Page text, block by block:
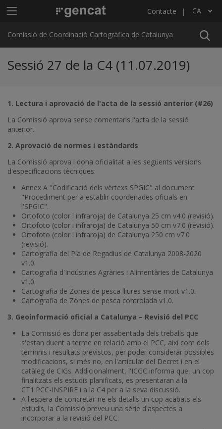
Menú principal C4 Contacte CA
Llista les accions addicionals
Comissió de Coordinació Cartogràfica de Catalunya
Sessió 27 de la C4 (11.07.2019)
1. Lectura i aprovació de l'acta de la sessió anterior (#26)
La Comissió aprova sense comentaris l'acta de la sessió
anterior.
2. Aprovació de normes i estàndards
La Comissió aprova i dona oficialitat a les següents versions
d'especificacions tècniques:
Annex A "Codificació dels vèrtexs SPGIC" al document
"Procediment per a establir coordenades oficials en
l'SPGIC".
Ortofoto (color i infraroja) de Catalunya 25 cm v4.0 (revisió).
Ortofoto (color i infraroja) de Catalunya 50 cm v7.0 (revisió).
Ortofoto (color i infraroja) de Catalunya 250 cm v7.0
(revisió).
Cartografia del Pla de Regadius de Catalunya 2008-2020
v1.0.
Cartografia d'Indústries Agràries i Alimentàries de Catalunya
v1.0.
Cartografia de Zones de pesca lliures sense mort v1.0.
Cartografia de Zones de pesca controlada v1.0.
3. Geoinformació oficial a Catalunya – Revisió del PCC
La Comissió es dona per assabentada dels treballs que
s'estan duent a terme en relació amb el PCC, així com dels
terminis i resultats previstos, per poder considerar possibles
modificacions, si més no, en l'articulat del Decret i en el
catàleg de CIGs. Addicionalment, l'ICGC informa que, un cop
finalitzats els estudis planificats, es presentaran a la
CT1:PCC-INSPIRE i a la C4 per a la seva discussió.
A l'espera de concretar-ne els detalls un cop acabats els
estudis, la Comissió preveu una sèrie d'aspectes a
incorporar a la revisió del PCC: